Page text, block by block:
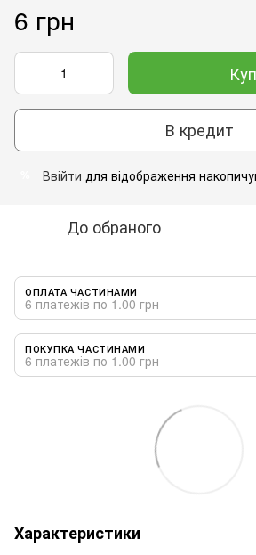
6 грн
В кредит
Ввійти для відображення
До обраного
ОПЛАТА ЧАСТИНАМИ
6 платежів по 1.00 грн
ПОКУПКА ЧАСТИНАМИ
6 платежів по 1.00 грн
Характеристики